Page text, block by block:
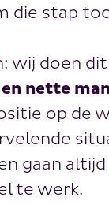
die stap
wij doen
nette
op de
gaan altijd
te werk.